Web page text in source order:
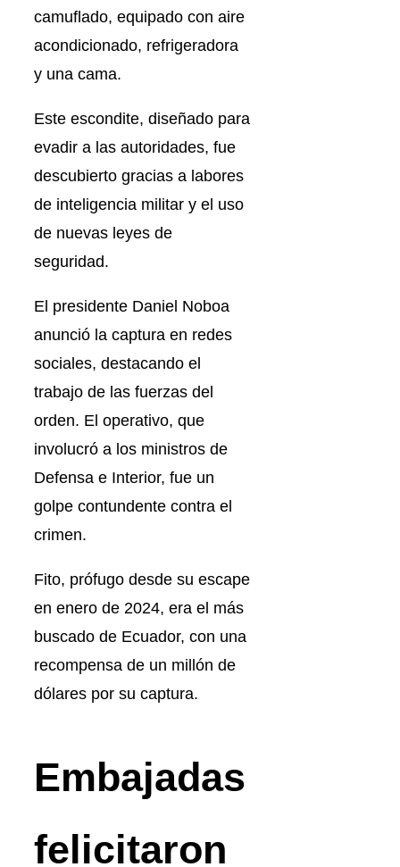
camuflado, equipado con aire
acondicionado, refrigeradora
y una cama.
Este escondite, diseñado para
evadir a las autoridades, fue
descubierto gracias a labores
de inteligencia militar y el uso
de nuevas leyes de
seguridad.
El presidente Daniel Noboa
anunció la captura en redes
sociales, destacando el
trabajo de las fuerzas del
orden. El operativo, que
involucró a los ministros de
Defensa e Interior, fue un
golpe contundente contra el
crimen.
Fito, prófugo desde su escape
en enero de 2024, era el más
buscado de Ecuador, con una
recompensa de un millón de
dólares por su captura.
Embajadas
felicitaron